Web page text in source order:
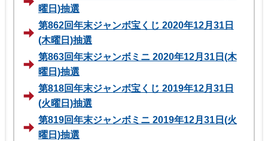
曜日)抽選
第862回年末ジャンボ宝くじ 2020年12月31日
(木曜日)抽選
第863回年末ジャンボミニ 2020年12月31日(木
曜日)抽選
第818回年末ジャンボ宝くじ 2019年12月31日
(火曜日)抽選
第819回年末ジャンボミニ 2019年12月31日(火
曜日)抽選